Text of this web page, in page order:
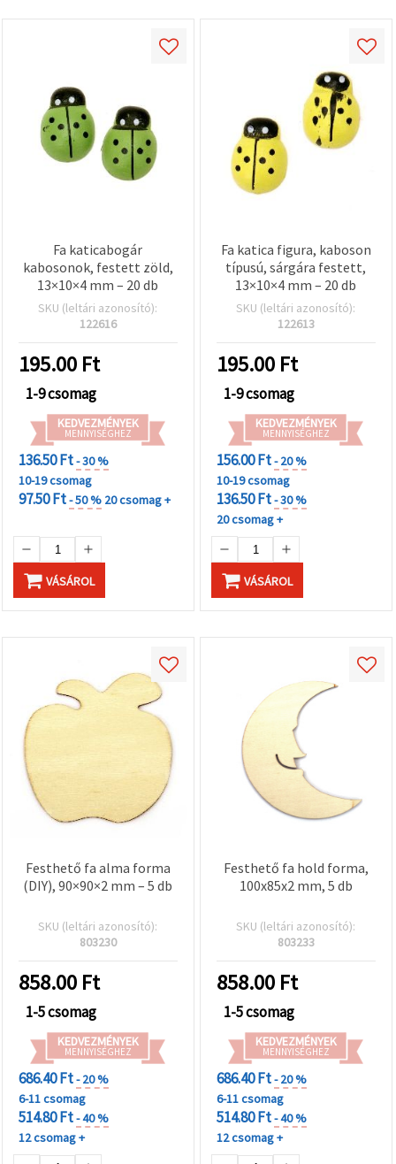
Fa katicabogár
kabosonok, festett zöld,
13×10×4 mm – 20 db
SKU (leltári azonosító):
122616
195.00 Ft
1-9 csomag
KEDVEZMÉNYEK
MENNYISÉGHEZ
136.50 Ft- 30 %
10-19 csomag
97.50 Ft- 50 % 20 csomag +
VÁSÁROL
Fa katica figura, kaboson
típusú, sárgára festett,
13×10×4 mm – 20 db
SKU (leltári azonosító):
122613
195.00 Ft
1-9 csomag
KEDVEZMÉNYEK
MENNYISÉGHEZ
156.00 Ft- 20 %
10-19 csomag
136.50 Ft- 30 %
20 csomag +
VÁSÁROL
Festhető fa alma forma
(DIY), 90×90×2 mm – 5 db
SKU (leltári azonosító):
803230
858.00 Ft
1-5 csomag
KEDVEZMÉNYEK
MENNYISÉGHEZ
686.40 Ft- 20 %
6-11 csomag
514.80 Ft- 40 %
12 csomag +
Festhető fa hold forma,
100x85x2 mm, 5 db
SKU (leltári azonosító):
803233
858.00 Ft
1-5 csomag
KEDVEZMÉNYEK
MENNYISÉGHEZ
686.40 Ft- 20 %
6-11 csomag
514.80 Ft- 40 %
12 csomag +